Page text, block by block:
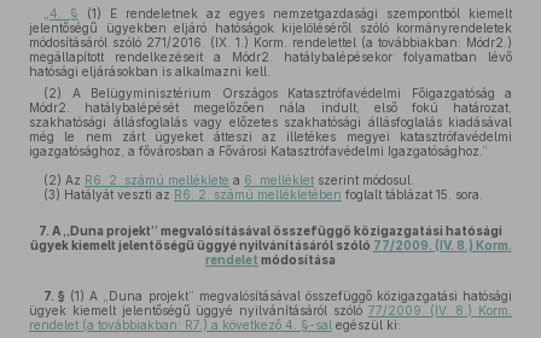
4. § (1) E rendeletnek az egyes nemzetgazdasági szempontból kiemelt
jelentőségű ügyekben eljáró hatóságok kijelöléséről szóló kormányrendeletek
módosításáról szóló 271/2016. (IX. 1.) Korm. rendelettel (a továbbiakban: Módr2.)
megállapított rendelkezéseit a Módr2. hatálybalépésekor folyamatban lévő
hatósági eljárásokban is alkalmazni kell.
(2) A Belügyminisztérium Országos Katasztrófavédelmi Főigazgatóság a
Módr2. hatálybalépését megelőzően nála indult, első fokú határozat,
szakhatósági állásfoglalás vagy előzetes szakhatósági állásfoglalás kiadásával
még le nem zárt ügyeket átteszi az illetékes megyei katasztrófavédelmi
igazgatósághoz, a fővárosban a Fővárosi Katasztrófavédelmi Igazgatósághoz.”
(2) Az R6. 2. számú melléklete a 6. melléklet szerint módosul.
(3) Hatályát veszti az R6. 2. számú mellékletében foglalt táblázat 15. sora.
7. A „Duna projekt” megvalósításával összefüggő közigazgatási hatósági
ügyek kiemelt jelentőségű üggyé nyilvánításáról szóló 77/2009. (IV. 8.) Korm.
rendelet módosítása
7. § (1) A „Duna projekt” megvalósításával összefüggő közigazgatási hatósági
ügyek kiemelt jelentőségű üggyé nyilvánításáról szóló 77/2009. (IV. 8.) Korm.
rendelet (a továbbiakban: R7.) a következő 4. §-sal egészül ki: